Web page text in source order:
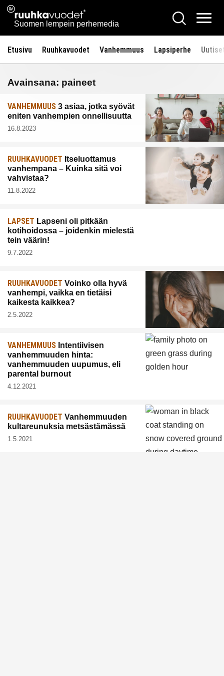
Siirry
sisältöön
Ruuhkavuodet.fi
Suomen lempein perhemedia
Hae
Etusivu Ruuhkavuodet Vanhemmuus Lapsiperhe
Avainsana: paineet
VANHEMMUUS 3 asiaa, jotka syövät
eniten vanhempien onnellisuutta
16.8.2023
RUUHKAVUODET Itseluottamus
vanhempana – Kuinka sitä voi
vahvistaa?
11.8.2022
LAPSET Lapseni oli pitkään
kotihoidossa – joidenkin mielestä
tein väärin!
9.7.2022
RUUHKAVUODET Voinko olla hyvä
vanhempi, vaikka en tietäisi
kaikesta kaikkea?
2.5.2022
VANHEMMUUS Intentiivisen
vanhemmuuden hinta:
vanhemmuuden uupumus, eli
parental burnout
4.12.2021
RUUHKAVUODET Vanhemmuuden
kultareunuksia metsästämässä
1.5.2021